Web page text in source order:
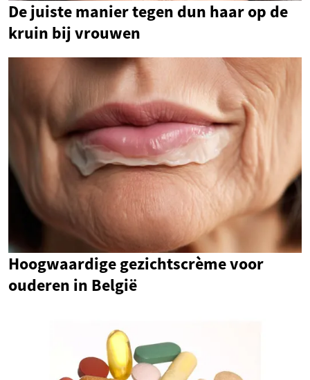
De juiste manier tegen dun haar op de
kruin bij vrouwen
Hoogwaardige gezichtscrème voor
ouderen in België